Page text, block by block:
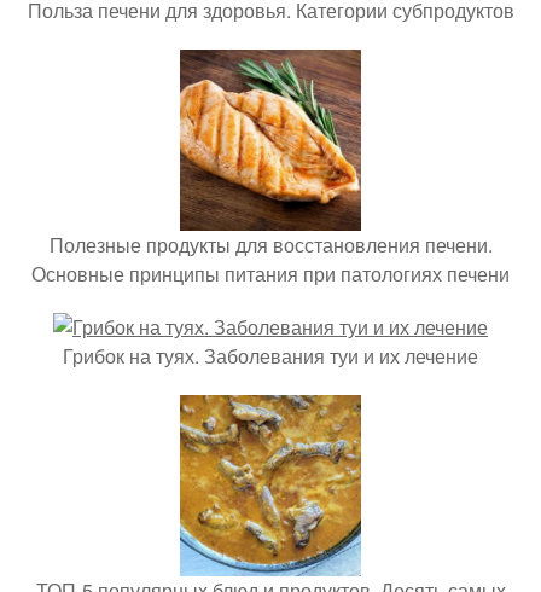
Польза печени для здоровья. Категории субпродуктов
Полезные продукты для восстановления печени.
Основные принципы питания при патологиях печени
Грибок на туях. Заболевания туи и их лечение